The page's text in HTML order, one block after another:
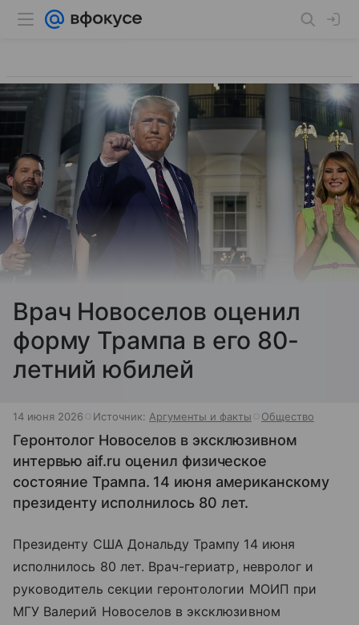
Врач Новоселов оценил
форму Трампа в его 80-
летний юбилей
14 июня 2026 Источник: Аргументы и факты Общество
Геронтолог Новоселов в эксклюзивном
интервью aif.ru оценил физическое
состояние Трампа. 14 июня американскому
президенту исполнилось 80 лет.
Президенту США Дональду Трампу 14 июня
исполнилось 80 лет. Врач-гериатр, невролог и
руководитель секции геронтологии МОИП при
МГУ Валерий Новоселов в эксклюзивном